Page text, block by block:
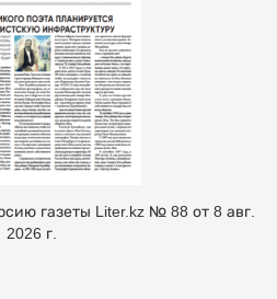
газеты Liter.kz № 88 от 8 авг.
2026 г.